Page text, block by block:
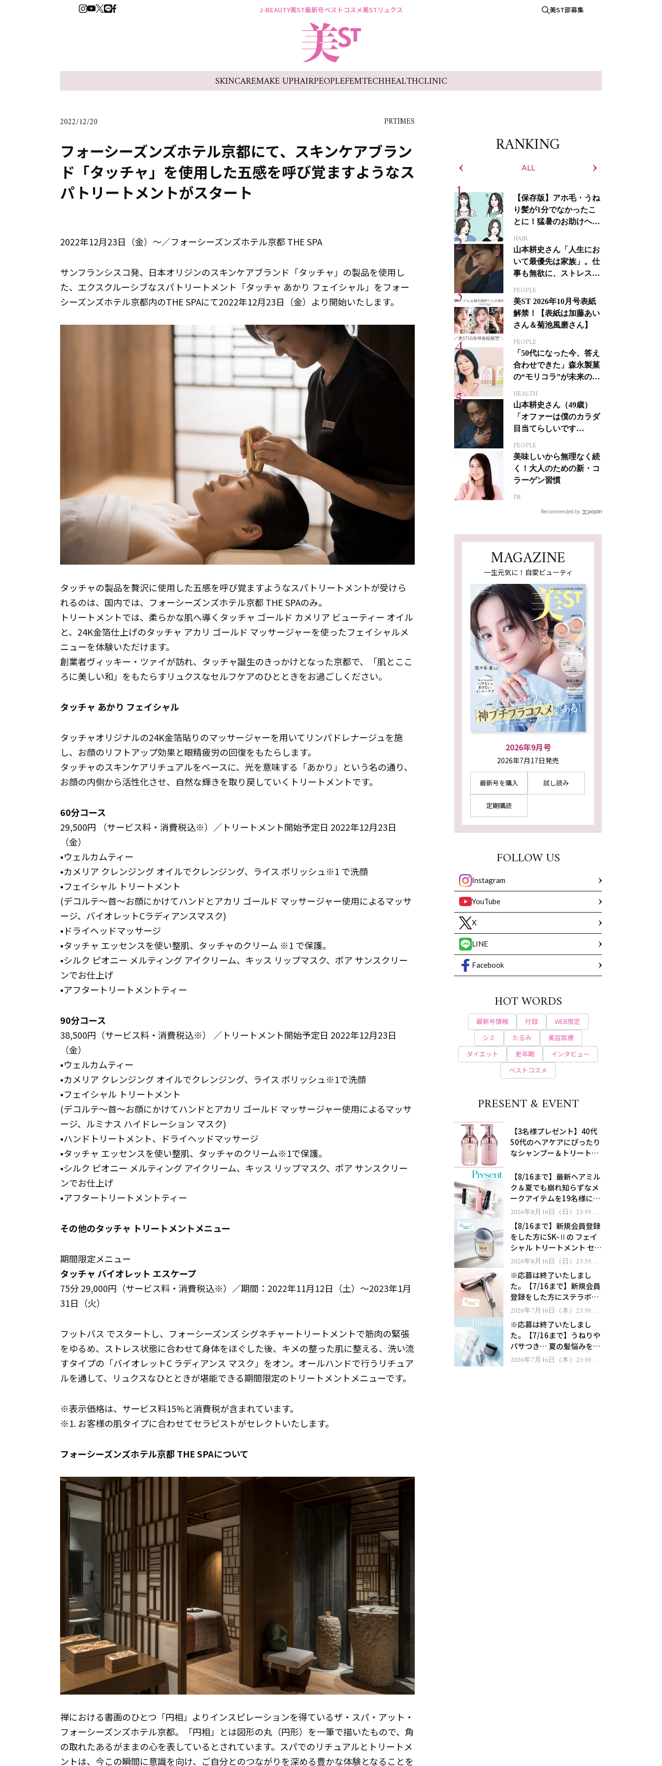
J-BEAUTY美ST最新号ベストコスメ美STリュクス 美ST部募集
SKINCAREMAKE UPHAIRPEOPLEFEMTECHHEALTHCLINIC
2022/12/20 PRTIMES
フォーシーズンズホテル京都にて、スキンケアブラン
ド「タッチャ」を使用した五感を呼び覚ますようなス
パトリートメントがスタート
2022年12月23日（金）～／フォーシーズンズホテル京都 THE SPA
サンフランシスコ発、日本オリジンのスキンケアブランド「タッチャ」の製品を使用し
た、エクスクルーシブなスパトリートメント「タッチャ あかり フェイシャル」をフォー
シーズンズホテル京都内のTHE SPAにて2022年12月23日（金）より開始いたします。
タッチャの製品を贅沢に使用した五感を呼び覚ますようなスパトリートメントが受けら
れるのは、国内では、フォーシーズンズホテル京都 THE SPAのみ。
トリートメントでは、柔らかな肌へ導くタッチャ ゴールド カメリア ビューティー オイル
と、24K金箔仕上げのタッチャ アカリ ゴールド マッサージャーを使ったフェイシャルメ
ニューを体験いただけます。
創業者ヴィッキー・ツァイが訪れ、タッチャ誕生のきっかけとなった京都で、「肌とここ
ろに美しい和」をもたらすリュクスなセルフケアのひとときをお過ごしください。
タッチャ あかり フェイシャル
タッチャオリジナルの24K金箔貼りのマッサージャーを用いてリンパドレナージュを施
し、お顔のリフトアップ効果と眼精疲労の回復をもたらします。
タッチャのスキンケアリチュアルをベースに、光を意味する「あかり」という名の通り、
お顔の内側から活性化させ、自然な輝きを取り戻していくトリートメントです。
60分コース
29,500円 （サービス料・消費税込※）／トリートメント開始予定日 2022年12月23日
（金）
•ウェルカムティー
•カメリア クレンジング オイルでクレンジング、ライス ポリッシュ※1 で洗顔
•フェイシャル トリートメント
(デコルテ～首～お顔にかけてハンドとアカリ ゴールド マッサージャー使用によるマッサ
ージ、バイオレットCラディアンスマスク)
•ドライヘッドマッサージ
•タッチャ エッセンスを使い整肌、タッチャのクリーム ※1 で保護。
•シルク ピオニー メルティング アイクリーム、キッス リップマスク、ポア サンスクリー
ンでお仕上げ
•アフタートリートメントティー
90分コース
38,500円（サービス料・消費税込※） ／トリートメント開始予定日 2022年12月23日
（金）
•ウェルカムティー
•カメリア クレンジング オイルでクレンジング、ライス ポリッシュ※1で洗顔
•フェイシャル トリートメント
(デコルテ～首～お顔にかけてハンドとアカリ ゴールド マッサージャー使用によるマッサ
ージ、ルミナス ハイドレーション マスク)
•ハンドトリートメント、ドライヘッドマッサージ
•タッチャ エッセンスを使い整肌、タッチャのクリーム※1で保護。
•シルク ピオニー メルティング アイクリーム、キッス リップマスク、ポア サンスクリー
ンでお仕上げ
•アフタートリートメントティー
その他のタッチャ トリートメントメニュー
期間限定メニュー
タッチャ バイオレット エスケープ
75分 29,000円（サービス料・消費税込※）／期間：2022年11月12日（土）～2023年1月
31日（火）
フットバス でスタートし、フォーシーズンズ シグネチャートリートメントで筋肉の緊張
をゆるめ、ストレス状態に合わせて身体をほぐした後、キメの整った肌に整える、洗い流
すタイプの「バイオレットC ラディアンス マスク」をオン。オールハンドで行うリチュア
ルを通して、リュクスなひとときが堪能できる期間限定のトリートメントメニューです。
※表示価格は、サービス料15%と消費税が含まれています。
※1. お客様の肌タイプに合わせてセラピストがセレクトいたします。
フォーシーズンズホテル京都 THE SPAについて
禅における書画のひとつ「円相」よりインスピレーションを得ているザ・スパ・アット・
フォーシーズンズホテル京都。「円相」とは図形の丸（円形）を一筆で描いたもので、角
の取れたあるがままの心を表しているとされています。スパでのリチュアルとトリートメ
ントは、今この瞬間に意識を向け、ご自分とのつながりを深める豊かな体験となることを
RANKING
ALL
【保存版】アホ毛・うね
り髪が1分でなかったこ
とに！猛暑のお助けヘア
HAIR
山本耕史さん「人生にお
いて最優先は家族」。仕
事も無欲に、ストレスを
PEOPLE
美ST 2026年10月号表紙
解禁！【表紙は加藤あい
さん＆菊池風磨さん】
PEOPLE
「50代になった今、答え
合わせできた」森永製菓
の“モリコラ”が未来のキ
HEALTH
山本耕史さん（49歳）
「オファーは僕のカラダ
目当てらしいです
ジカルへの挑戦
PEOPLE
美味しいから無理なく続
く！大人のための新・コ
ラーゲン習慣
PR
Recommended by
MAGAZINE
一生元気に！自愛ビューティ
2026年9月号
2026年7月17日発売
最新号を購入 試し読み
定期購読
FOLLOW US
Instagram
YouTube
X
LINE
Facebook
HOT WORDS
最新号情報 付録
WEB限定
シミ
たるみ
美容医療
ダイエット
更年期
インタビュー
ベストコスメ
PRESENT & EVENT
【3名様プレゼント】40代
50代のヘアケアにぴったり
なシャンプー＆トリートメ
処！
【8/16まで】最新ヘアミル
ク＆夏でも崩れ知らずなメ
ークアイテムを19名様にプ
レゼント！
2026年8月16日（日）23:59ま
で【8/16まで】新規会員登録
をした方にSK-Ⅱの フェイ
シャル トリートメント セラ
ムをプレゼント！
2026年8月16日（日）23:59ま
※応募は終了いたしまし
た。【7/16まで】新規会員
登録をした方にステラボー
テのシャインリバース ヘア
ゼント！
2026年7月16日（木）23:59ま
※応募は終了いたしまし
た。【7/16まで】うねりや
パサつき… 夏の髪悩みを解
消するヘアケアアイテムを
2026年7月16日（木）23:59ま